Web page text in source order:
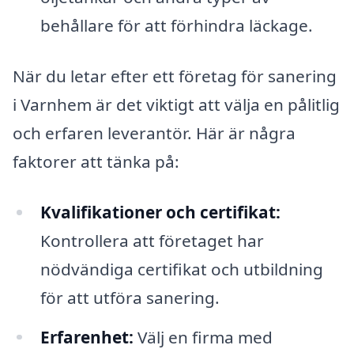
behållare för att förhindra läckage.
När du letar efter ett företag för sanering
i Varnhem är det viktigt att välja en pålitlig
och erfaren leverantör. Här är några
faktorer att tänka på:
Kvalifikationer och certifikat:
Kontrollera att företaget har
nödvändiga certifikat och utbildning
för att utföra sanering.
Erfarenhet: Välj en firma med